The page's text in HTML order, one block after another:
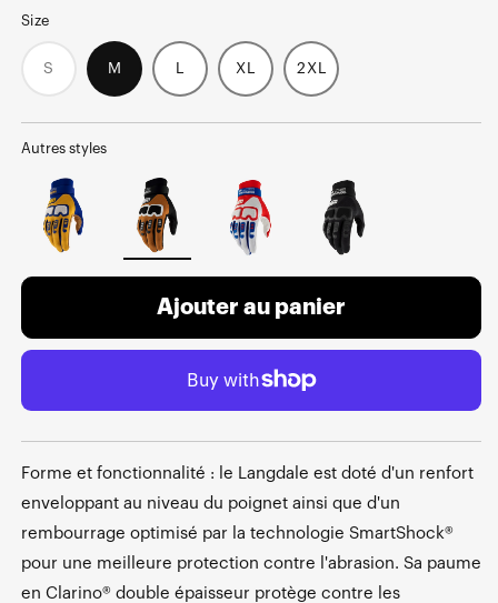
Size
SVariant
sold
or
M L XL 2XL
Autres styles
Ajouter au panier
Forme et fonctionnalité : le Langdale est doté d'un renfort
enveloppant au niveau du poignet ainsi que d'un
rembourrage optimisé par la technologie SmartShock®
pour une meilleure protection contre l'abrasion. Sa paume
en Clarino® double épaisseur protège contre les